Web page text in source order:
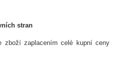
stran
zboží zaplacením celé kupní ceny